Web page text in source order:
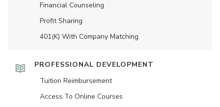
Financial Counseling
Profit Sharing
401(K) With Company Matching
PROFESSIONAL DEVELOPMENT
Tuition Reimbursement
Access To Online Courses